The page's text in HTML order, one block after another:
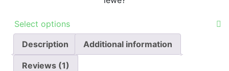
Select options
product
has
multiple
Description Additional information
Reviews (1)